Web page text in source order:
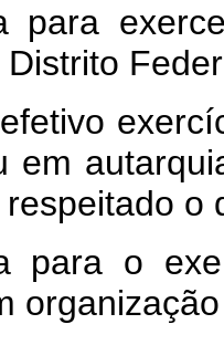
para
em
o
para o